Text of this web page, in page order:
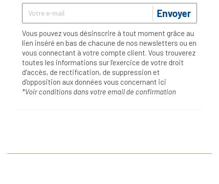
Envoyer
Vous pouvez vous désinscrire à tout moment grâce au
lien inséré en bas de chacune de nos newsletters ou en
vous connectant à votre compte client. Vous trouverez
toutes les informations sur l’exercice de votre droit
d'accès, de rectification, de suppression et
d'opposition aux données vous concernant ici
*Voir conditions dans votre email de confirmation